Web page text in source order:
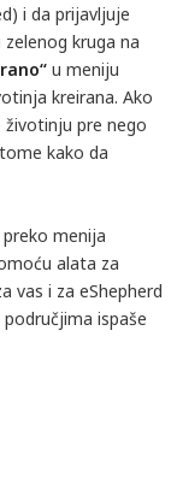
i da prijavljuje
kruga na
u meniju
kreirana. Ako
pre nego
kako da
menija
alata za
vas i za eShepherd
ispaše